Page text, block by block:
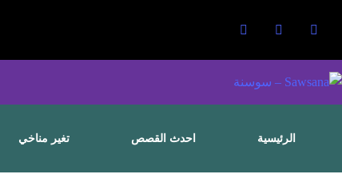
الرئيسية احدث القصص تغير مناخي